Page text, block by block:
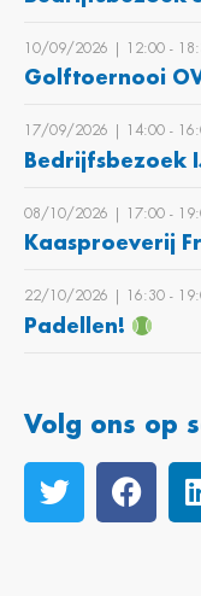
10/09/2026 | 12:00 ‐
Golftoernooi
17/09/2026 | 14:00 ‐
Bedrijfsbezoek
08/10/2026 | 17:00 ‐
Kaasproeverij
22/10/2026 | 16:30 ‐
Padellen!
Volg ons op